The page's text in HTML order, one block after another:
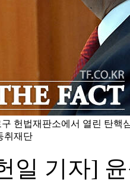
헌법재판소에서 열린 탄핵
취재단
일 기자]